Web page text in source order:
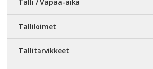
Talli / Vapaa-aika
Talliloimet
Tallitarvikkeet